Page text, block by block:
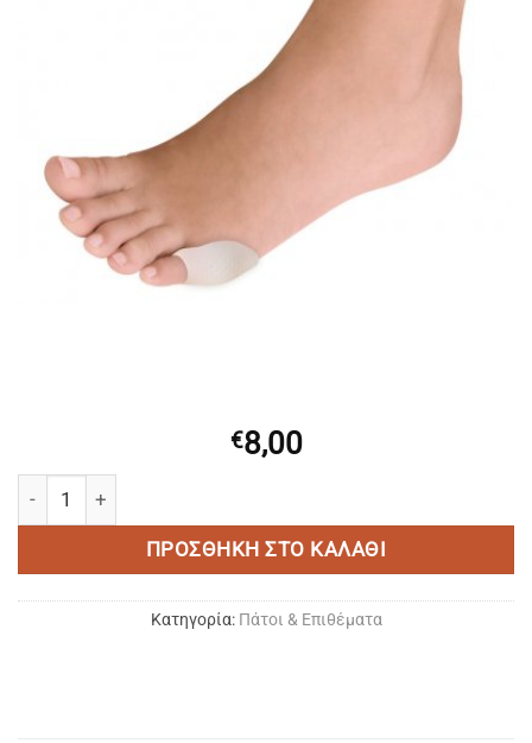
€8,00
HERBI FEET Προστατευτικό Για Το Μικρό Δάκτυλο Gel HF
ΠΡΟΣΘΉΚΗ ΣΤΟ ΚΑΛΆΘΙ
Κατηγορία: Πάτοι & Επιθέματα